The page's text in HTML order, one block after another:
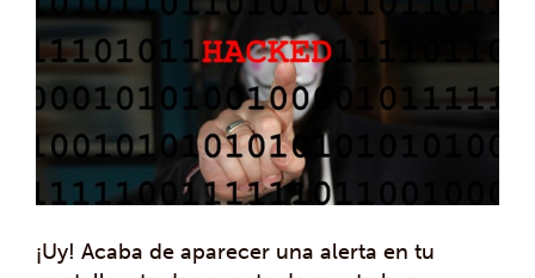
¡Uy! Acaba de aparecer una alerta en tu